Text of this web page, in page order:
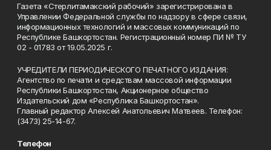
Газета «Стерлитамакский рабочий» зарегистрирована в
Управлении Федеральной службы по надзору в сфере связи,
информационных технологий и массовых коммуникаций по
Республике Башкортостан. Регистрационный номер ПИ № ТУ
02 - 01783 от 19.05.2025 г.
УЧРЕДИТЕЛИ ПЕРИОДИЧЕСКОГО ПЕЧАТНОГО ИЗДАНИЯ:
Агентство по печати и средствам массовой информации
Республики Башкортостан, Акционерное общество
Издательский дом «Республика Башкортостан».
Главный редактор Алексей Анатольевич Матвеев. Телефон:
(3473) 25-14-67.
Телефон